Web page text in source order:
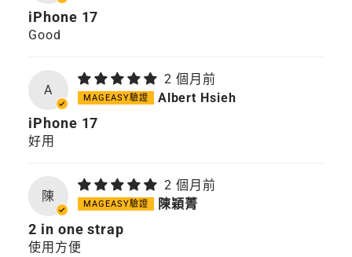
iPhone 17
Good
A
2 個月前
Albert Hsieh
iPhone 17
好用
陳
2 個月前
陳穎菁
2 in one strap
使用方便